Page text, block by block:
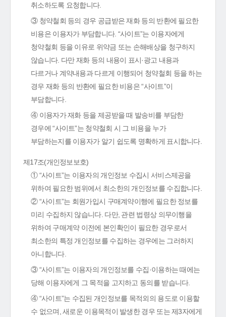
취소하도록 요청합니다.
③ 청약철회 등의 경우 공급받은 재화 등의 반환에 필요한
비용은 이용자가 부담합니다. “사이트”는 이용자에게
청약철회 등을 이유로 위약금 또는 손해배상을 청구하지
않습니다. 다만 재화 등의 내용이 표시·광고 내용과
다르거나 계약내용과 다르게 이행되어 청약철회 등을 하는
경우 재화 등의 반환에 필요한 비용은 “사이트”이
부담합니다.
④ 이용자가 재화 등을 제공받을 때 발송비를 부담한
경우에 “사이트”는 청약철회 시 그 비용을 누가
부담하는지를 이용자가 알기 쉽도록 명확하게 표시합니다.
제17조(개인정보보호)
① “사이트”는 이용자의 개인정보 수집시 서비스제공을
위하여 필요한 범위에서 최소한의 개인정보를 수집합니다.
② “사이트”는 회원가입시 구매계약이행에 필요한 정보를
미리 수집하지 않습니다. 다만, 관련 법령상 의무이행을
위하여 구매계약 이전에 본인확인이 필요한 경우로서
최소한의 특정 개인정보를 수집하는 경우에는 그러하지
아니합니다.
③ “사이트”는 이용자의 개인정보를 수집·이용하는 때에는
당해 이용자에게 그 목적을 고지하고 동의를 받습니다.
④ “사이트”는 수집된 개인정보를 목적외의 용도로 이용할
수 없으며, 새로운 이용목적이 발생한 경우 또는 제3자에게